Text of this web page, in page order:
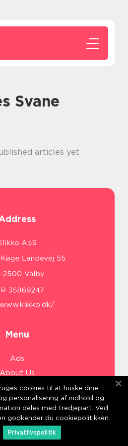
Svane
articles yet
www.klikko.dk/
Menu
Ads
About Us
Cookies
Contact
Sitemap
cookies til at huske dine
personalisering af indhold og
deles med tredjepart. Ved
godkender du cookiepolitikken.
Privatlivspolitik